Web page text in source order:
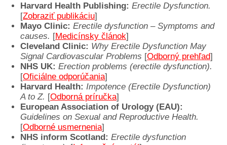
Harvard Health Publishing: Erectile Dysfunction.
[Zobraziť publikáciu]
Mayo Clinic: Erectile dysfunction – Symptoms and
causes. [Medicínsky článok]
Cleveland Clinic: Why Erectile Dysfunction May
Signal Cardiovascular Problems [Odborný prehľad]
NHS UK: Erection problems (erectile dysfunction).
[Oficiálne odporúčania]
Harvard Health: Impotence (Erectile Dysfunction)
A to Z. [Odborná príručka]
European Association of Urology (EAU):
Guidelines on Sexual and Reproductive Health.
[Odborné usmernenia]
NHS inform Scotland: Erectile dysfunction